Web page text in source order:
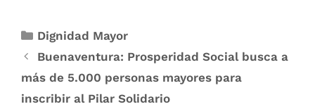
Dignidad Mayor
Buenaventura: Prosperidad Social busca a
más de 5.000 personas mayores para
inscribir al Pilar Solidario